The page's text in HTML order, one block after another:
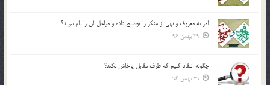
امر به معروف و نهي از منكر را توضيح داده و مراحل آن را نام ببريد؟
29 بهمن 96
چگونه انتقاد كنيم كه طرف مقابل پرخاش نكند؟
29 بهمن 96